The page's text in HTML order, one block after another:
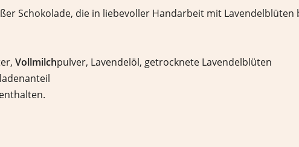
Schokolade, die in liebevoller Handarbeit mit
Vollmilchpulver, Lavendelöl, getrocknete Lavendelblüten
enthalten.